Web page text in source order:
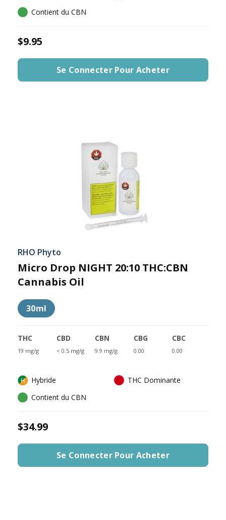
Contient du CBN
$9.95
Se Connecter Pour Acheter
RHO Phyto
Micro Drop NIGHT 20:10 THC:CBN
Cannabis Oil
30ml
THC
19 mg/g
CBD
< 0.5 mg/g
CBN
9.9 mg/g
CBG
0.00
CBC
0.00
Hybride
THC Dominante
Contient du CBN
$34.99
Se Connecter Pour Acheter